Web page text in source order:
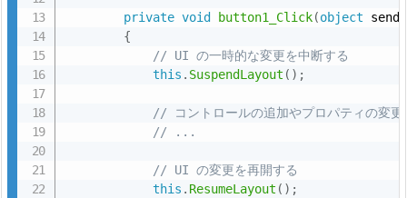
private void button1_Click(object
{
// UI の一時的な変更を中断する
this . SuspendLayout ( ) ;
// コントロールの追加やプロパティの変更
// ...
// UI の変更を再開する
this . ResumeLayout ( ) ;